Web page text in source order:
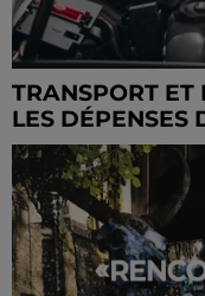
TRANSPORT ET
LES DÉPENSES